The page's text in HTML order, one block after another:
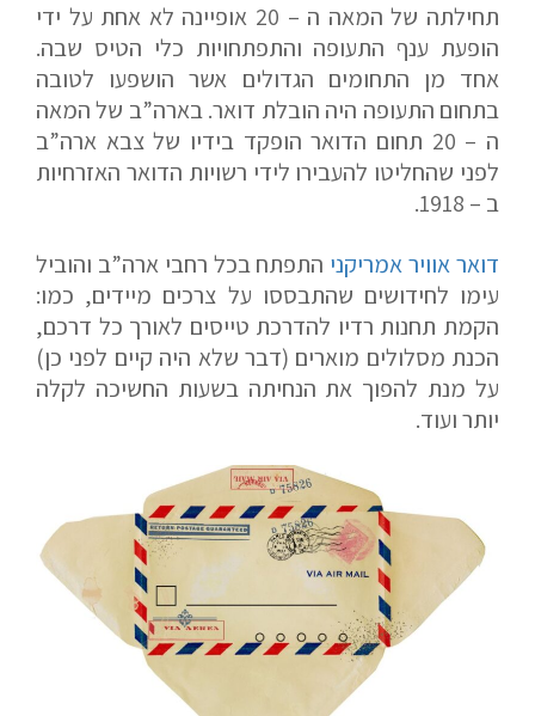
תחילתה של המאה ה – 20 אופיינה לא אחת על ידי
הופעת ענף התעופה והתפתחויות כלי הטיס שבה.
אחד מן התחומים הגדולים אשר הושפעו לטובה
בתחום התעופה היה הובלת דואר. בארה”ב של המאה
ה – 20 תחום הדואר הופקד בידיו של צבא ארה”ב
לפני שהחליטו להעבירו לידי רשויות הדואר האזרחיות
ב – 1918.
דואר אוויר אמריקני התפתח בכל רחבי ארה”ב והוביל
עימו לחידושים שהתבססו על צרכים מיידים, כמו:
הקמת תחנות רדיו להדרכת טייסים לאורך כל דרכם,
הכנת מסלולים מוארים (דבר שלא היה קיים לפני כן)
על מנת להפוך את הנחיתה בשעות החשיכה לקלה
יותר ועוד.